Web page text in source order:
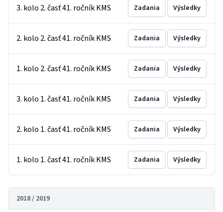
3. kolo 2. časť 41. ročník KMS Zadania Výsledky
2. kolo 2. časť 41. ročník KMS Zadania Výsledky
1. kolo 2. časť 41. ročník KMS Zadania Výsledky
3. kolo 1. časť 41. ročník KMS Zadania Výsledky
2. kolo 1. časť 41. ročník KMS Zadania Výsledky
1. kolo 1. časť 41. ročník KMS Zadania Výsledky
2018 / 2019